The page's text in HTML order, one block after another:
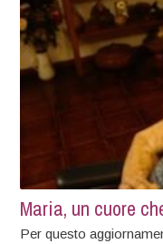
Maria, un cuore
Per questo